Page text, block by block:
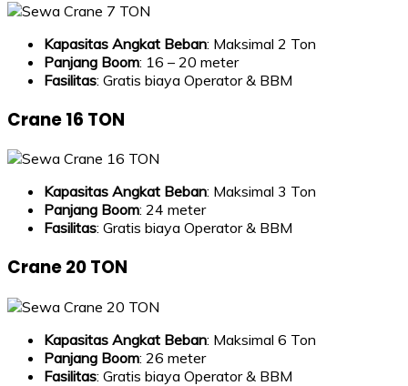
Kapasitas Angkat Beban: Maksimal 2 Ton
Panjang Boom: 16 – 20 meter
Fasilitas: Gratis biaya Operator & BBM
Crane 16 TON
Kapasitas Angkat Beban: Maksimal 3 Ton
Panjang Boom: 24 meter
Fasilitas: Gratis biaya Operator & BBM
Crane 20 TON
Kapasitas Angkat Beban: Maksimal 6 Ton
Panjang Boom: 26 meter
Fasilitas: Gratis biaya Operator & BBM